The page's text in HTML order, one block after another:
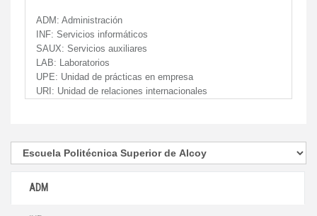
ADM: Administración
INF: Servicios informáticos
SAUX: Servicios auxiliares
LAB: Laboratorios
UPE: Unidad de prácticas en empresa
URI: Unidad de relaciones internacionales
ADM